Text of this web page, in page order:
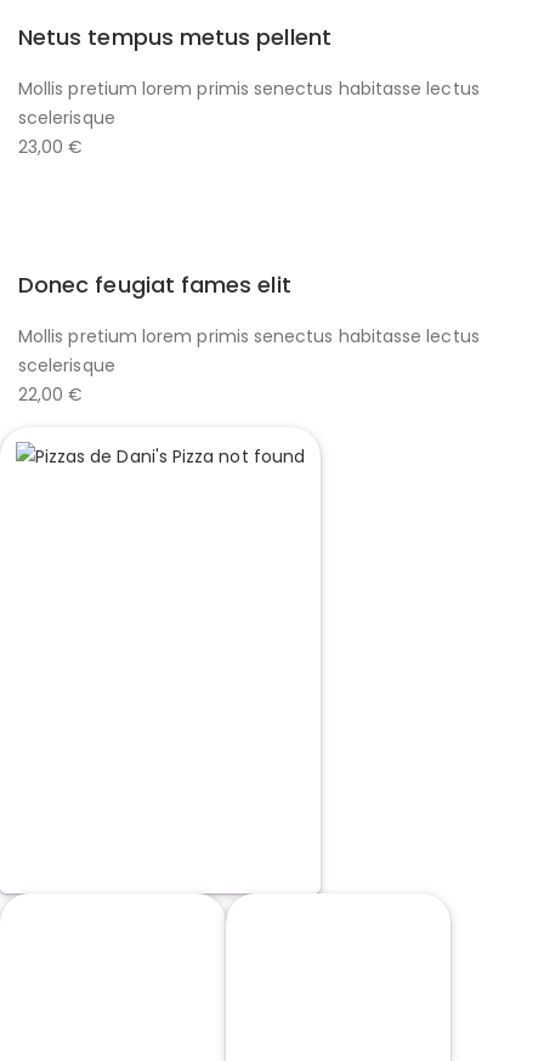
Netus tempus metus pellent
Mollis pretium lorem primis senectus habitasse lectus
scelerisque
23,00 €
Donec feugiat fames elit
Mollis pretium lorem primis senectus habitasse lectus
scelerisque
22,00 €